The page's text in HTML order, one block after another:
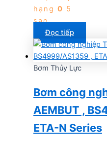
hạng 0 5
sao
Đọc tiếp
Bơm Thủy Lực
Bơm công
AEMBUT ,
ETA-N Series